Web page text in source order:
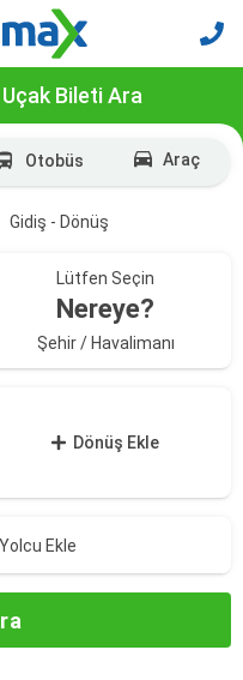
Bileti Ara
Otobüs Araç
Gidiş - Dönüş
Lütfen Seçin
Nereye?
Şehir / Havalimanı
Dönüş Ekle
Yolcu Ekle